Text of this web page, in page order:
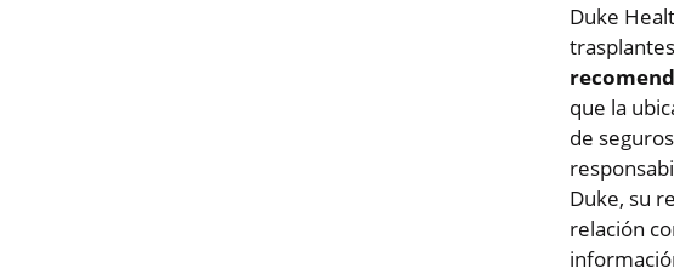
Duke
que la
de
Duke, su
relación